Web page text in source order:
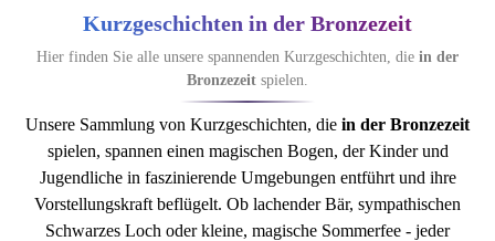
Kurzgeschichten in der Bronzezeit
Hier finden Sie alle unsere spannenden Kurzgeschichten, die in der
Bronzezeit spielen.
Unsere Sammlung von Kurzgeschichten, die in der Bronzezeit
spielen, spannen einen magischen Bogen, der Kinder und
Jugendliche in faszinierende Umgebungen entführt und ihre
Vorstellungskraft beflügelt. Ob lachender Bär, sympathischen
Schwarzes Loch oder kleine, magische Sommerfee - jeder